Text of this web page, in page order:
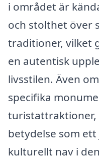
i området är
och stolthet över
traditioner, vilket
en autentisk
livsstilen. Även
specifika
turistattraktioner,
betydelse som
kulturellt nav i